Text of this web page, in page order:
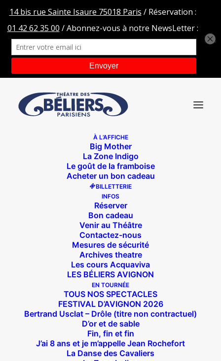
À L’AFFICHE
Big Mother
La Zone Indigo
Le goût de la framboise
Acheter un bon cadeau
BILLETTERIE
INFOS
Réserver
Bon cadeau
Venir au Théâtre
Contactez-nous
Mesures de sécurité
Archives theatre
Les cours Acquaviva
LES BÉLIERS AVIGNON
EN TOURNÉE
TOUS NOS SPECTACLES
FESTIVAL D’AVIGNON 2026
Bertrand Usclat – Drôle (titre non contractuel)
D’or et de sable
Fin, fin et fin
J’ai 8 ans et je m’appelle Jean Rochefort
La Danse des Cavaliers
Asher-Lev-84-BD
Je m'appelle Asher Lev Asher-Lev-84-BD